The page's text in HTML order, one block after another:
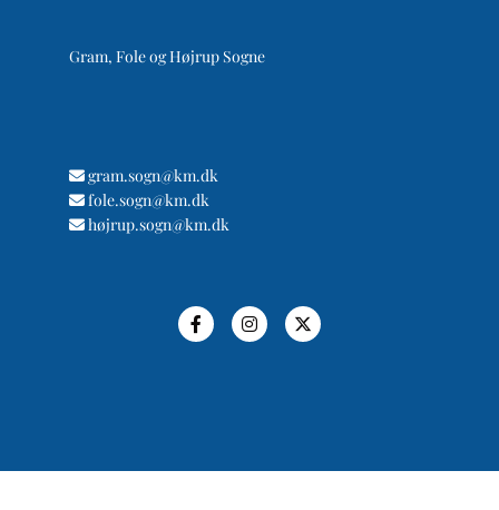
Gram, Fole og Højrup Sogne
 gram.sogn@km.dk
 fole.sogn@km.dk
 højrup.sogn@km.dk